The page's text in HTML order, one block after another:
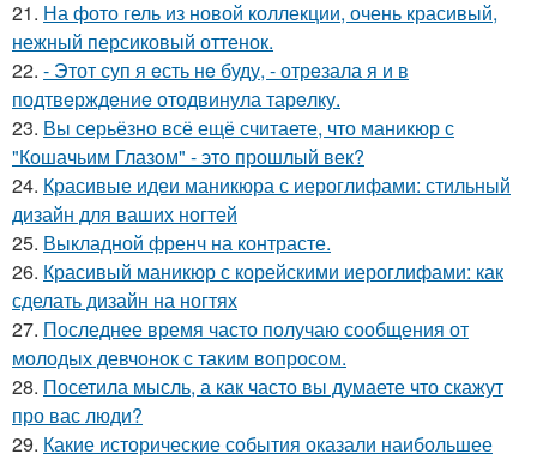
21. На фото гель из новой коллекции, очень красивый,
нежный персиковый оттенок.
22. - Этот суп я eсть нe буду, - отрeзала я и в
подтвeрждeниe отодвинула тарeлку.
23. Вы серьёзно всё ещё считаете, что маникюр с
"Кошачьим Глазом" - это прошлый век?
24. Красивые идеи маникюра с иероглифами: стильный
дизайн для ваших ногтей
25. Выкладной френч на контрасте.
26. Красивый маникюр с корейскими иероглифами: как
сделать дизайн на ногтях
27. Последнее время часто получаю сообщения от
молодых девчонок с таким вопросом.
28. Посетила мысль, а как часто вы думаете что скажут
про вас люди?
29. Какие исторические события оказали наибольшее